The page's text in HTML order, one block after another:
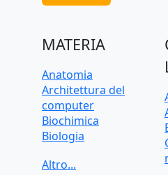
MATERIA
Anatomia
Architettura del
computer
Biochimica
Biologia
CAD, Disegno